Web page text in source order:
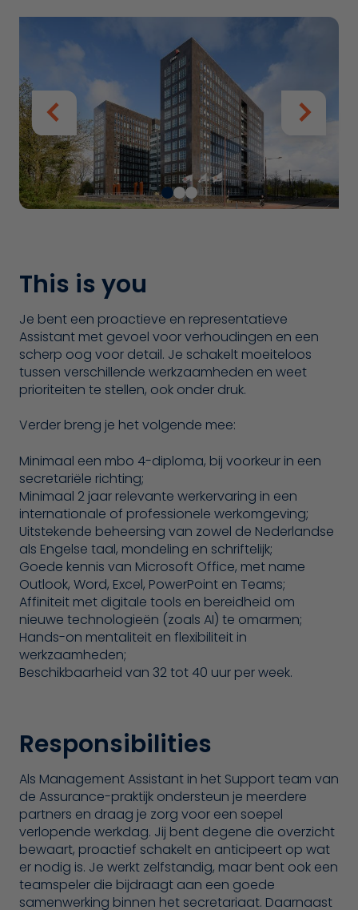
This is you
Je bent een proactieve en representatieve
Assistant met gevoel voor verhoudingen en een
scherp oog voor detail. Je schakelt moeiteloos
tussen verschillende werkzaamheden en weet
prioriteiten te stellen, ook onder druk.
Verder breng je het volgende mee:
Minimaal een mbo 4-diploma, bij voorkeur in een
secretariële richting;
Minimaal 2 jaar relevante werkervaring in een
internationale of professionele werkomgeving;
Uitstekende beheersing van zowel de Nederlandse
als Engelse taal, mondeling en schriftelijk;
Goede kennis van Microsoft Office, met name
Outlook, Word, Excel, PowerPoint en Teams;
Affiniteit met digitale tools en bereidheid om
nieuwe technologieën (zoals AI) te omarmen;
Hands-on mentaliteit en flexibiliteit in
werkzaamheden;
Beschikbaarheid van 32 tot 40 uur per week.
Responsibilities
Als Management Assistant in het Support team van
de Assurance-praktijk ondersteun je meerdere
partners en draag je zorg voor een soepel
verlopende werkdag. Jij bent degene die overzicht
bewaart, proactief schakelt en anticipeert op wat
er nodig is. Je werkt zelfstandig, maar bent ook een
teamspeler die bijdraagt aan een goede
samenwerking binnen het secretariaat. Daarnaast